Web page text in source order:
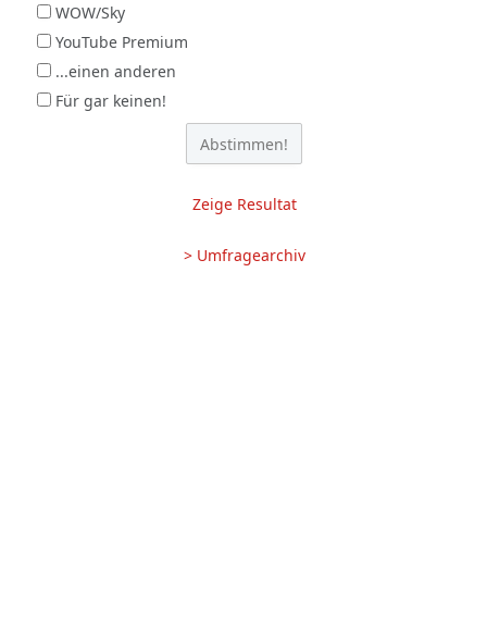
WOW/Sky
YouTube Premium
...einen anderen
Für gar keinen!
Zeige Resultat
> Umfragearchiv